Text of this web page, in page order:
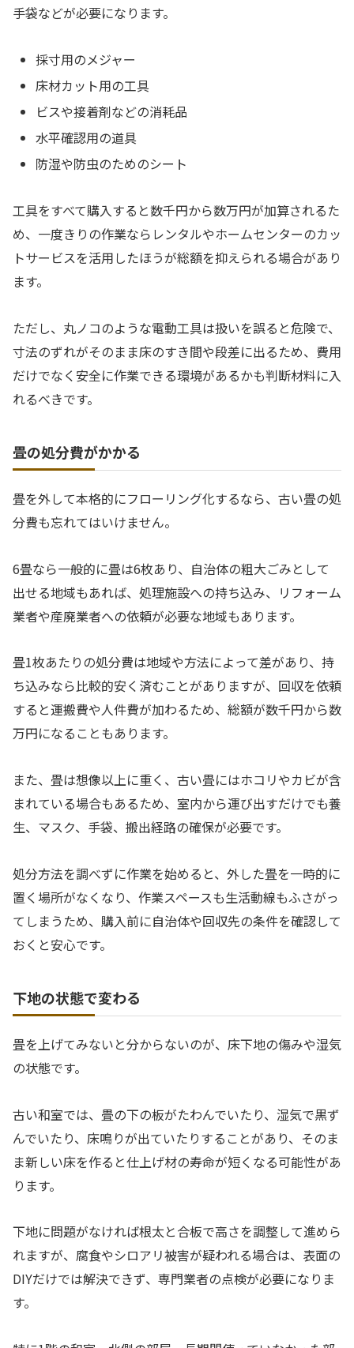
手袋などが必要になります。
採寸用のメジャー
床材カット用の工具
ビスや接着剤などの消耗品
水平確認用の道具
防湿や防虫のためのシート
工具をすべて購入すると数千円から数万円が加算されるた
め、一度きりの作業ならレンタルやホームセンターのカッ
トサービスを活用したほうが総額を抑えられる場合があり
ます。
ただし、丸ノコのような電動工具は扱いを誤ると危険で、
寸法のずれがそのまま床のすき間や段差に出るため、費用
だけでなく安全に作業できる環境があるかも判断材料に入
れるべきです。
畳の処分費がかかる
畳を外して本格的にフローリング化するなら、古い畳の処
分費も忘れてはいけません。
6畳なら一般的に畳は6枚あり、自治体の粗大ごみとして
出せる地域もあれば、処理施設への持ち込み、リフォーム
業者や産廃業者への依頼が必要な地域もあります。
畳1枚あたりの処分費は地域や方法によって差があり、持
ち込みなら比較的安く済むことがありますが、回収を依頼
すると運搬費や人件費が加わるため、総額が数千円から数
万円になることもあります。
また、畳は想像以上に重く、古い畳にはホコリやカビが含
まれている場合もあるため、室内から運び出すだけでも養
生、マスク、手袋、搬出経路の確保が必要です。
処分方法を調べずに作業を始めると、外した畳を一時的に
置く場所がなくなり、作業スペースも生活動線もふさがっ
てしまうため、購入前に自治体や回収先の条件を確認して
おくと安心です。
下地の状態で変わる
畳を上げてみないと分からないのが、床下地の傷みや湿気
の状態です。
古い和室では、畳の下の板がたわんでいたり、湿気で黒ず
んでいたり、床鳴りが出ていたりすることがあり、そのま
ま新しい床を作ると仕上げ材の寿命が短くなる可能性があ
ります。
下地に問題がなければ根太と合板で高さを調整して進めら
れますが、腐食やシロアリ被害が疑われる場合は、表面の
DIYだけでは解決できず、専門業者の点検が必要になりま
す。